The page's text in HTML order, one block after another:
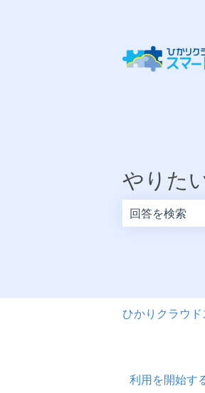
やりた
ひかりクラウ
利用を開始す